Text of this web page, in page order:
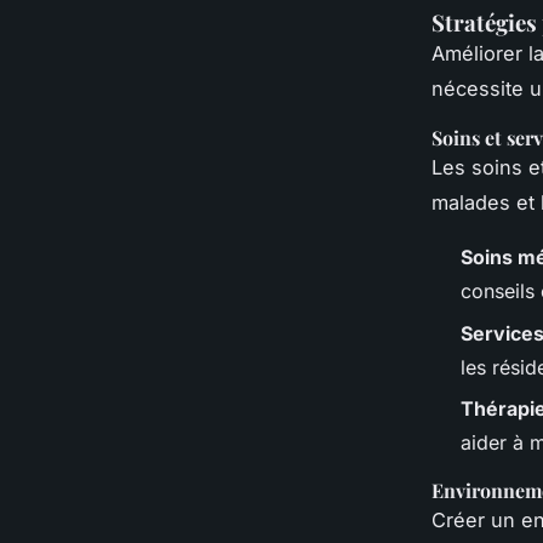
Améliorer
nécessite
Soins et
Les soins
malades et
Soins
conseils
les
aider à
Créer un